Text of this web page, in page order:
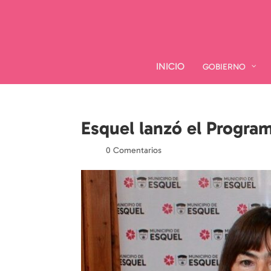
INICIO GOBIERNO
INICIO GOBIERNO
Esquel lanzó el
|0 Comentarios